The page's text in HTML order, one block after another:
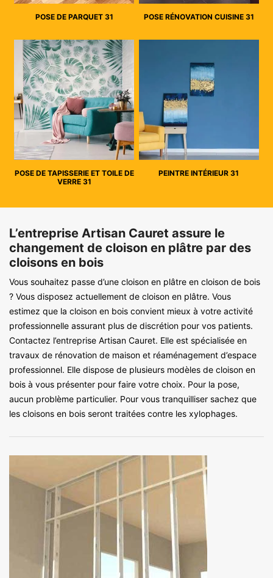
POSE DE PARQUET 31 POSE RÉNOVATION CUISINE 31
POSE DE TAPISSERIE ET TOILE DE
VERRE 31
PEINTRE INTÉRIEUR 31
L’entreprise Artisan Cauret assure le
changement de cloison en plâtre par des
cloisons en bois
Vous souhaitez passe d’une cloison en plâtre en cloison de bois
? Vous disposez actuellement de cloison en plâtre. Vous
estimez que la cloison en bois convient mieux à votre activité
professionnelle assurant plus de discrétion pour vos patients.
Contactez l’entreprise Artisan Cauret. Elle est spécialisée en
travaux de rénovation de maison et réaménagement d’espace
professionnel. Elle dispose de plusieurs modèles de cloison en
bois à vous présenter pour faire votre choix. Pour la pose,
aucun problème particulier. Pour vous tranquilliser sachez que
les cloisons en bois seront traitées contre les xylophages.